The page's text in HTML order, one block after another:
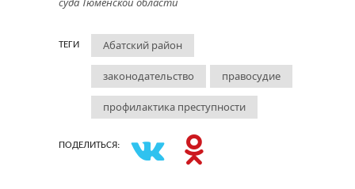
ТЕГИ Абатский район
законодательство правосудие
профилактика преступности
ПОДЕЛИТЬСЯ: